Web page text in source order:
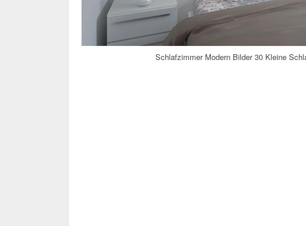
Schlafzimmer Modern Bilder 30 Kleine